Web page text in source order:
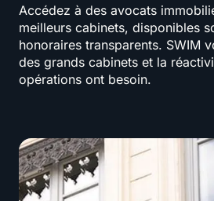
Accédez à des avocats
meilleurs cabinets, disponibles
honoraires transparents. SWIM
des grands cabinets et la
opérations ont besoin.